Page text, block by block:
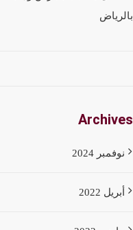
بالرياض
Archives
نوفمبر 2024
أبريل 2022